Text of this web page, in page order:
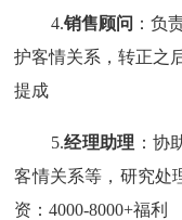
4.销售顾问 ： 负
护客情关系，转正之
提成
5.经理助理 ：协
客情关系等，研究处
资：4000-8000+福利